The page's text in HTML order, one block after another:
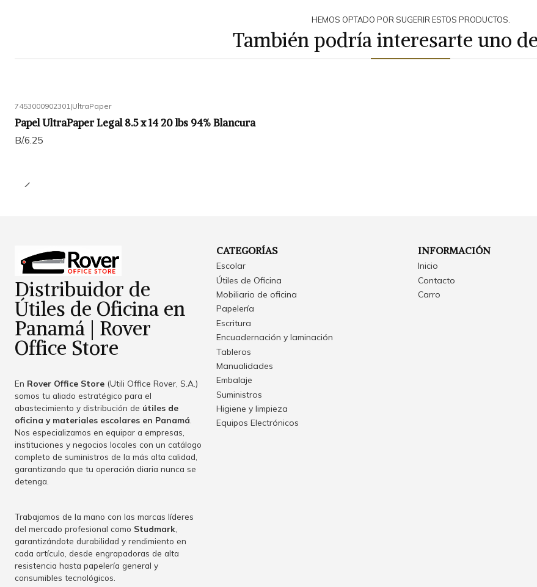
HEMOS OPTADO POR SUGERIR ESTOS PRODUCTOS.
También podría interesarte uno
7453000902301 |UltraPaper
Papel UltraPaper Legal 8.5 x 14 20 lbs 94% Blancura
B/.6.25
Distribuidor de
Útiles de Oficina en
Panamá | Rover
Office Store
En Rover Office Store (Utili Office Rover, S.A.)
somos tu aliado estratégico para el
abastecimiento y distribución de útiles de
oficina y materiales escolares en Panamá
Nos especializamos en equipar a empresas,
instituciones y negocios locales con un catálogo
completo de suministros de la más alta calidad,
garantizando que tu operación diaria nunca se
detenga.
Trabajamos de la mano con las marcas líderes
del mercado profesional como Studmark
garantizándote durabilidad y rendimiento en
cada artículo, desde engrapadoras de alta
resistencia hasta papelería general y
consumibles tecnológicos.
CATEGORÍAS
Escolar
Útiles de Oficina
Mobiliario de oficina
Papelería
Escritura
Encuadernación y laminación
Tableros
Manualidades
Embalaje
Suministros
Higiene y limpieza
Equipos Electrónicos
INFORMACIÓN
Inicio
Contacto
Carro